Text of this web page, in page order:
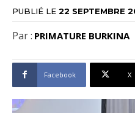
PUBLIÉ LE 22 SEPTEMBRE
Par : PRIMATURE BURKINA
Facebook X